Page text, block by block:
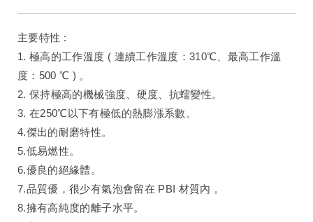
主要特性 :
1. 極高的工作溫度 ( 連續工作溫度：310℃、最高工作溫
度：500 ℃ ) 。
2. 保持極高的機械強度、硬度、抗蠕變性。
3. 在250℃以下有極低的熱膨漲系數。
4.傑出的耐磨特性。
5.低易燃性。
6.優良的絕緣體。
7.品質優，很少有氣泡會留在 PBI 材質內 。
8.擁有高純度的離子水平。